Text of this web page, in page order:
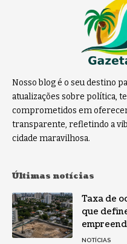
Nosso blog é o seu destino
atualizações sobre política,
comprometidos em
transparente, refletindo a
cidade maravilhosa.
Últimas notícias
Taxa de
que
NOTÍCIAS